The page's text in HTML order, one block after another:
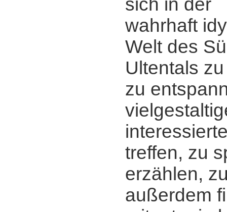
sich in der
wahrhaft
Welt des
Ultentals
zu
treffen, zu
erzählen,
außerdem